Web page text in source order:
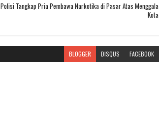
Polisi Tangkap Pria Pembawa Narkotika di Pasar Atas Menggala
Kota
BLOGGER DISQUS FACEBOOK